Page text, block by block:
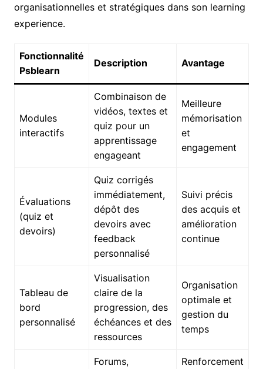
organisationnelles et stratégiques dans son learning
experience.
Fonctionnalité
Psblearn
Description Avantage
Modules
interactifs
Combinaison de
vidéos, textes et
quiz pour un
apprentissage
engageant
Meilleure
mémorisation
et
engagement
Évaluations
(quiz et
devoirs)
Quiz corrigés
immédiatement,
dépôt des
devoirs avec
feedback
personnalisé
Suivi précis
des acquis et
amélioration
continue
Tableau de
bord
personnalisé
Visualisation
claire de la
progression, des
échéances et des
ressources
Organisation
optimale et
gestion du
temps
Forums,
Renforcement